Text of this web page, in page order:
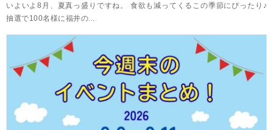
いよいよ8月、夏真っ盛りですね。 食欲も減ってくるこの季節にぴったり♪
抽選で100名様に福井の...